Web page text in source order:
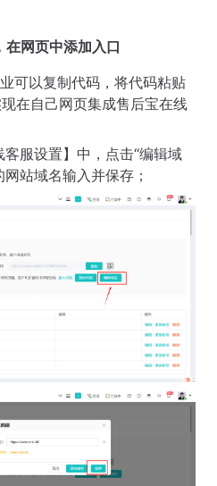
在网页中添加入口
可以复制代码，将代码粘贴
在自己网页集成售后宝在线
服设置】中，点击“编辑域
站域名输入并保存；